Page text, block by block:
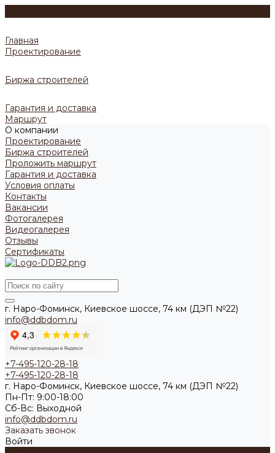
Главная
Проектирование
Биржа строителей
Гарантия и доставка
Маршрут
О компании
Проектирование
Биржа строителей
Проложить маршрут
Гарантия и доставка
Условия оплаты
Контакты
Вакансии
Фотогалерея
Видеогалерея
Отзывы
Сертификаты
г. Наро-Фоминск, Киевское шоссе, 74 км (ДЭП №22)
info@ddbdom.ru
+7-495-120-28-18
+7-495-120-28-18
г. Наро-Фоминск, Киевское шоссе, 74 км (ДЭП №22)
Пн-Пт: 9:00-18:00
Cб-Вс: Выходной
info@ddbdom.ru
Заказать звонок
Войти